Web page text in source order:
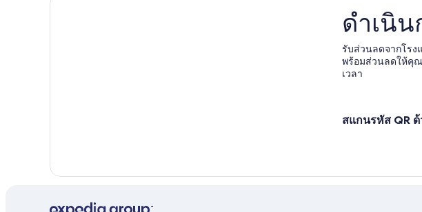
ดำเนิน
รับส่วนลดจากโรง
พร้อมส่วนลดให้คุณ
เวลา
สแกนรหัส QR